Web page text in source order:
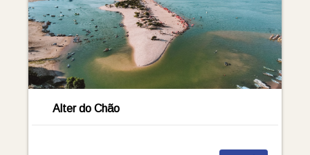
Alter do Chão